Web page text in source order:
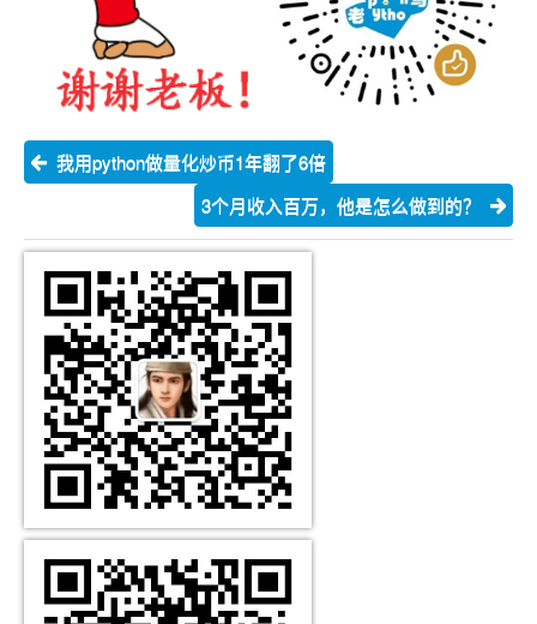
我用python做量化炒币1年翻了6倍
3个月收入百万，他是怎么做到的？